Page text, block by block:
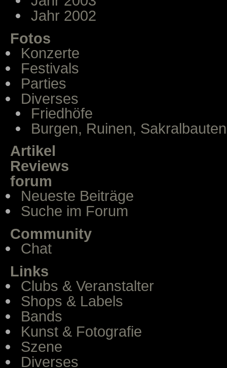
Jahr 2002
Fotos
Konzerte
Festivals
Parties
Diverses
Friedhöfe
Burgen, Ruinen, Sakralbauten
Artikel
Reviews
forum
Neueste Beiträge
Suche im Forum
Community
Chat
Links
Clubs & Veranstalter
Shops & Labels
Bands
Kunst & Fotografie
Szene
Diverses